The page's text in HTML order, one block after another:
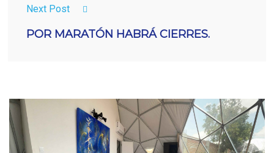
Next Post
POR MARATÓN HABRÁ CIERRES.